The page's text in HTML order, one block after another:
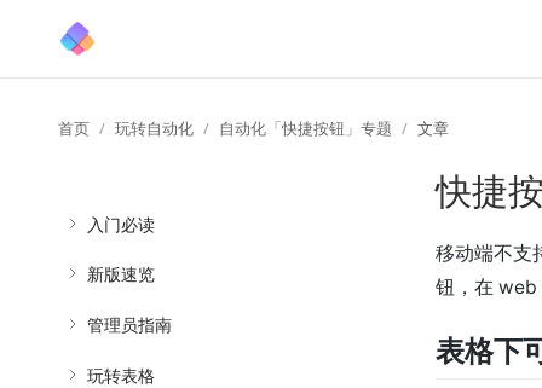
首页 玩转自动化 自动化「快捷按钮」专题 文章
入门必读
新版速览
管理员指南
玩转表格
快捷
移动端不支
钮，在 web
表格下